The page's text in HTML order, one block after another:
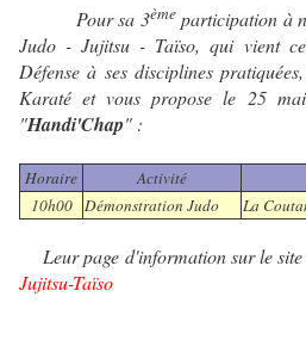
Pour sa 3èmeparticipation à
Judo - Jujitsu - Taïso, qui vient
Défense à ses disciplines
Karaté et vous propose le 25
"Handi'Chap" :
Horaire Activité
10h00
Démonstration Judo La
Leur page d'information sur le
Jujitsu-Taïso